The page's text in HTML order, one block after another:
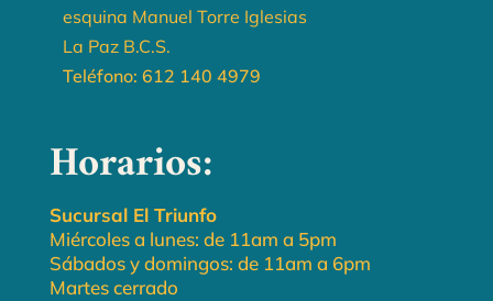
esquina Manuel Torre Iglesias
La Paz B.C.S.
Teléfono: 612 140 4979
Horarios:
Sucursal El Triunfo
Miércoles a lunes: de 11am a 5pm
Sábados y domingos: de 11am a 6pm
Martes cerrado